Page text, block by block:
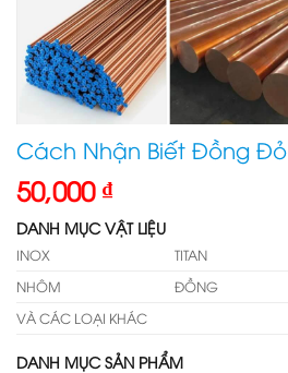
Cách Nhận Biết Đồng Đỏ
50,000 ₫
DANH MỤC VẬT LIỆU
INOX TITAN
NHÔM
ĐỒNG
VÀ CÁC LOẠI KHÁC
DANH MỤC SẢN PHẨM